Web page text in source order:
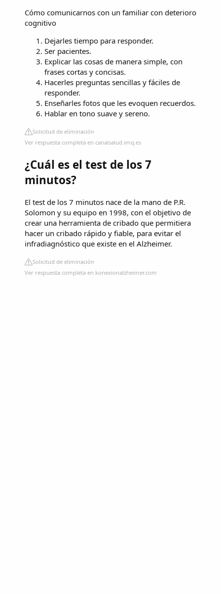
Cómo comunicarnos con un familiar con deterioro
cognitivo
Dejarles tiempo para responder.
Ser pacientes.
Explicar las cosas de manera simple, con
frases cortas y concisas.
Hacerles preguntas sencillas y fáciles de
responder.
Enseñarles fotos que les evoquen recuerdos.
Hablar en tono suave y sereno.
Solicitud de eliminación
Ver respuesta completa en canalsalud.imq.es
¿Cuál es el test de los 7
minutos?
El test de los 7 minutos nace de la mano de P.R.
Solomon y su equipo en 1998, con el objetivo de
crear una herramienta de cribado que permitiera
hacer un cribado rápido y fiable, para evitar el
infradiagnóstico que existe en el Alzheimer.
Solicitud de eliminación
Ver respuesta completa en konexionalzheimer.com